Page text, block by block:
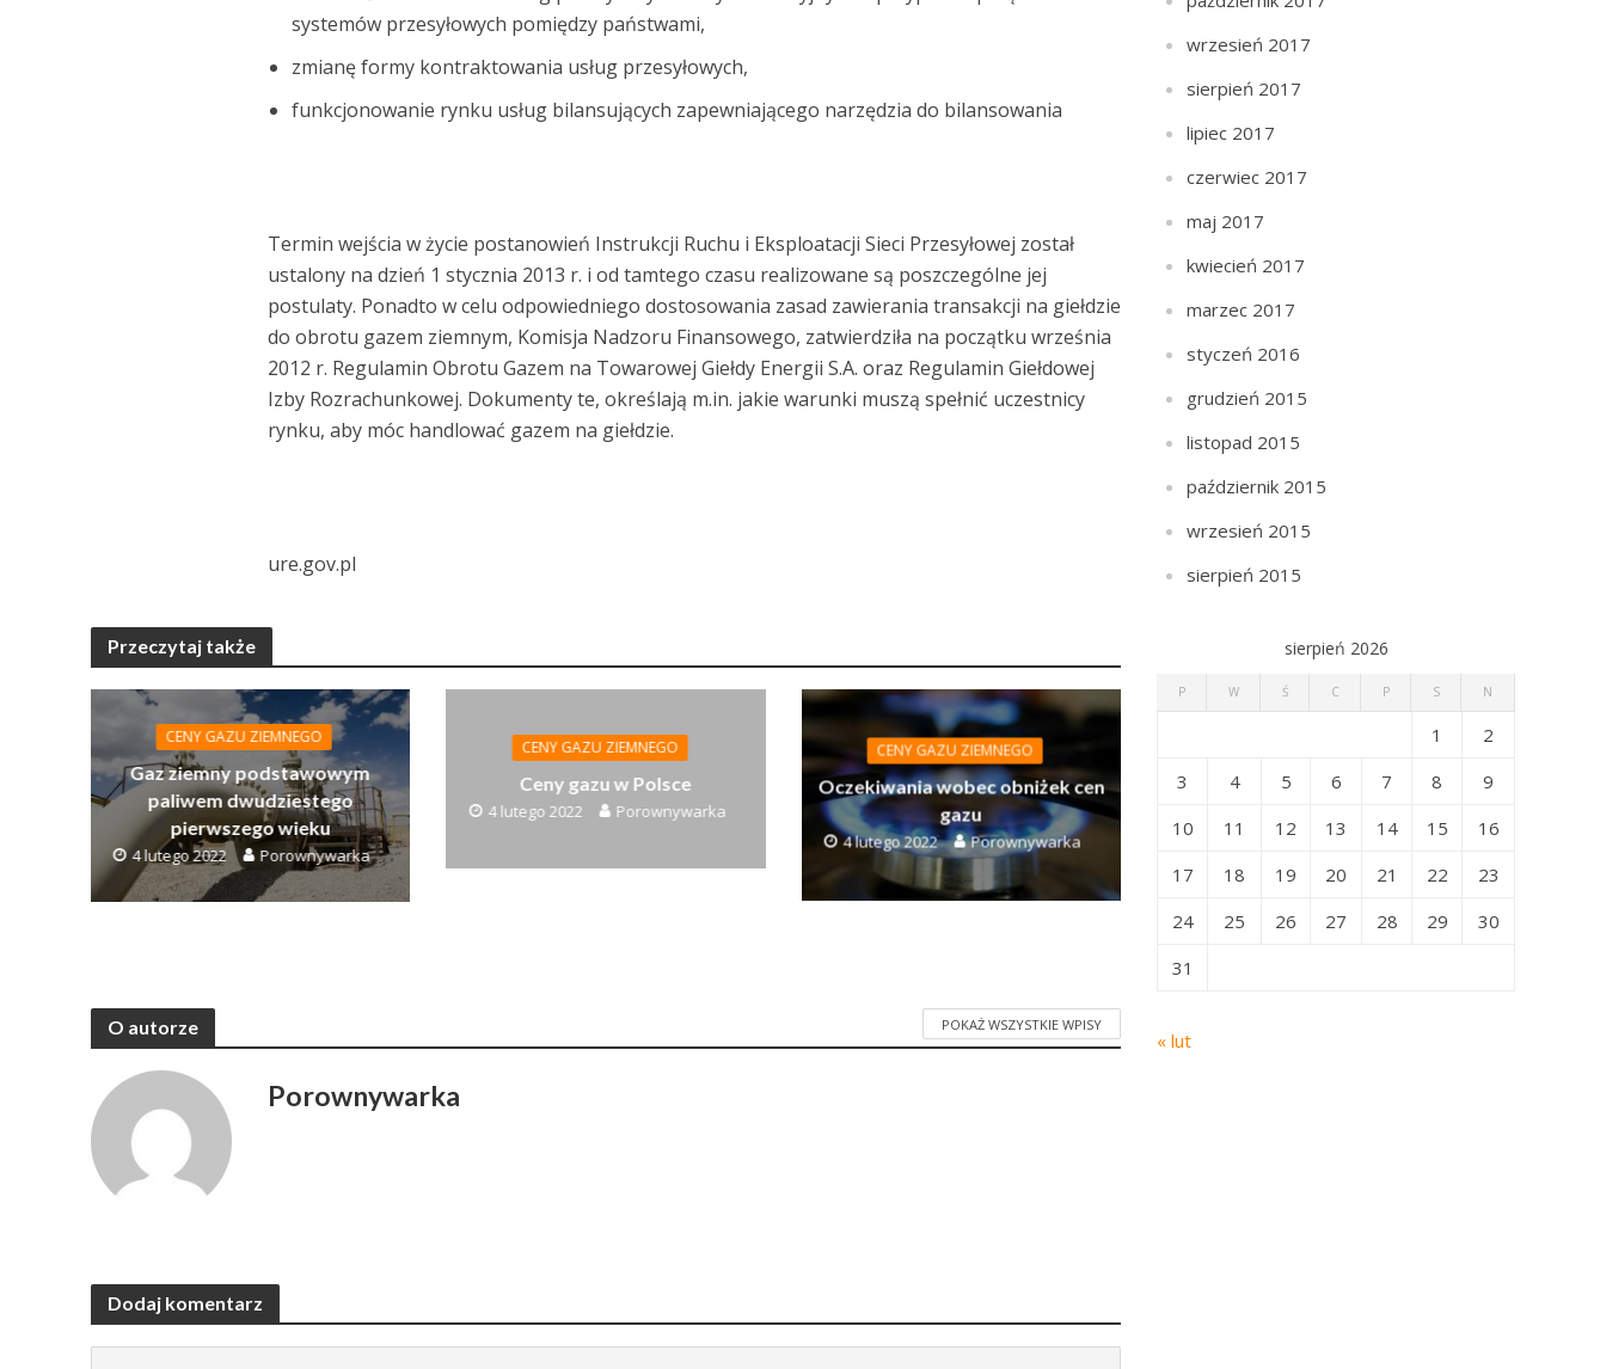
systemów przesyłowych pomiędzy państwami,
zmianę formy kontraktowania usług przesyłowych,
funkcjonowanie rynku usług bilansujących zapewniającego narzędzia do bilansowania
Termin wejścia w życie postanowień Instrukcji Ruchu i Eksploatacji Sieci Przesyłowej został
ustalony na dzień 1 stycznia 2013 r. i od tamtego czasu realizowane są poszczególne jej
postulaty. Ponadto w celu odpowiedniego dostosowania zasad zawierania transakcji na giełdzie
do obrotu gazem ziemnym, Komisja Nadzoru Finansowego, zatwierdziła na początku września
2012 r. Regulamin Obrotu Gazem na Towarowej Giełdy Energii S.A. oraz Regulamin Giełdowej
Izby Rozrachunkowej. Dokumenty te, określają m.in. jakie warunki muszą spełnić uczestnicy
rynku, aby móc handlować gazem na giełdzie.
ure.gov.pl
Przeczytaj także
CENY GAZU ZIEMNEGO
Gaz ziemny podstawowym
paliwem dwudziestego
pierwszego wieku
4 lutego 2022 Porownywarka
CENY GAZU ZIEMNEGO
Ceny gazu w Polsce
4 lutego 2022 Porownywarka
CENY GAZU ZIEMNEGO
Oczekiwania wobec obniżek cen
gazu
4 lutego 2022 Porownywarka
O autorze POKAŻ WSZYSTKIE WPISY
Porownywarka
Dodaj komentarz
wrzesień 2017
sierpień 2017
lipiec 2017
czerwiec 2017
maj 2017
kwiecień 2017
marzec 2017
styczeń 2016
grudzień 2015
listopad 2015
październik 2015
wrzesień 2015
sierpień 2015
sierpień 2026
P W Ś C P S N
1
2
3
4 5 6 7 8
9
10
11 12 13 14 15
16
17
18 19 20 21 22
23
24
25 26 27 28 29
30
31
« lut